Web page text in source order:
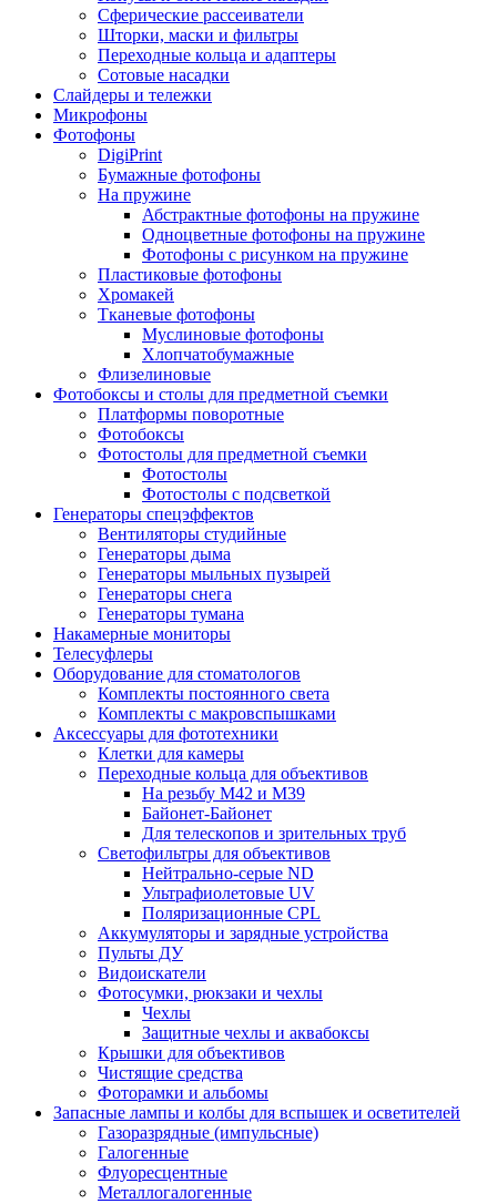
Сферические рассеиватели
Шторки, маски и фильтры
Переходные кольца и адаптеры
Сотовые насадки
Слайдеры и тележки
Микрофоны
Фотофоны
DigiPrint
Бумажные фотофоны
На пружине
Абстрактные фотофоны на пружине
Одноцветные фотофоны на пружине
Фотофоны с рисунком на пружине
Пластиковые фотофоны
Хромакей
Тканевые фотофоны
Муслиновые фотофоны
Хлопчатобумажные
Флизелиновые
Фотобоксы и столы для предметной съемки
Платформы поворотные
Фотобоксы
Фотостолы для предметной съемки
Фотостолы
Фотостолы с подсветкой
Генераторы спецэффектов
Вентиляторы студийные
Генераторы дыма
Генераторы мыльных пузырей
Генераторы снега
Генераторы тумана
Накамерные мониторы
Телесуфлеры
Оборудование для стоматологов
Комплекты постоянного света
Комплекты с макровспышками
Аксессуары для фототехники
Клетки для камеры
Переходные кольца для объективов
На резьбу М42 и М39
Байонет-Байонет
Для телескопов и зрительных труб
Светофильтры для объективов
Нейтрально-серые ND
Ультрафиолетовые UV
Поляризационные CPL
Аккумуляторы и зарядные устройства
Пульты ДУ
Видоискатели
Фотосумки, рюкзаки и чехлы
Чехлы
Защитные чехлы и аквабоксы
Крышки для объективов
Чистящие средства
Фоторамки и альбомы
Запасные лампы и колбы для вспышек и осветителей
Газоразрядные (импульсные)
Галогенные
Флуоресцентные
Металлогалогенные